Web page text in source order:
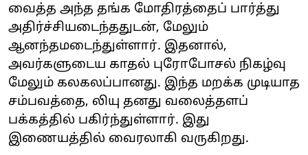
வைத்த அந்த தங்க மோதிரத்தைப் பார்த்து
அதிர்ச்சியடைந்ததுடன், மேலும்
ஆனந்தமடைந்துள்ளார். இதனால்,
அவர்களுடைய காதல் புரோபோசல் நிகழ்வு
மேலும் கலகலப்பானது. இந்த மறக்க முடியாத
சம்பவத்தை, லியு தனது வலைத்தளப்
பக்கத்தில் பகிர்ந்துள்ளார். இது
இணையத்தில் வைரலாகி வருகிறது.